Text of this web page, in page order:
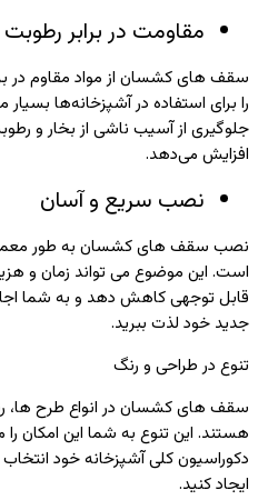
مقاومت در برابر رطوبت
سقف‌ های کشسان از مواد مقاوم در
را برای استفاده در آشپزخانه‌ها
جلوگیری از آسیب ناشی از بخار و
افزایش می‌دهد.
نصب سریع و آسان
نصب سقف‌ های کشسان به‌ طور
است. این موضوع می‌ تواند زمان و
قابل توجهی کاهش دهد و به شما
جدید خود لذت ببرید.
تنوع در طراحی و رنگ
سقف‌ های کشسان در انواع طرح‌ ها،
هستند. این تنوع به شما این امکان
دکوراسیون کلی آشپزخانه خود
ایجاد کنید.